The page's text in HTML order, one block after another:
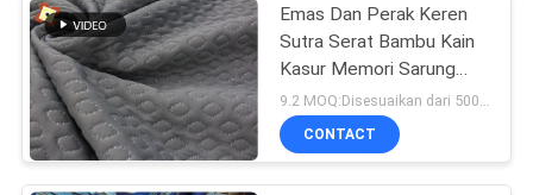
Emas Dan Perak Keren
Sutra Serat Bambu Kain
Kasur Memori Sarung
Bantal Bahan Graphene
9.2 MOQ:Disesuaikan dari 500m untuk setiap desain
CONTACT